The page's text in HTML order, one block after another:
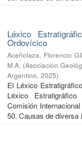
Léxico
Ordovícico
Aceñolaza, Florencio
M.A. (Asociación
Argentino, 2025)
El Léxico
Léxico
Comisión
50. Causas de diversa